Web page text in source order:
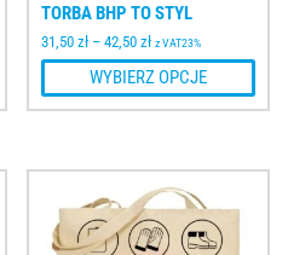
TORBA BHP TO STYL
31,50zł – 42,50zł z VAT23%
WYBIERZ OPCJE